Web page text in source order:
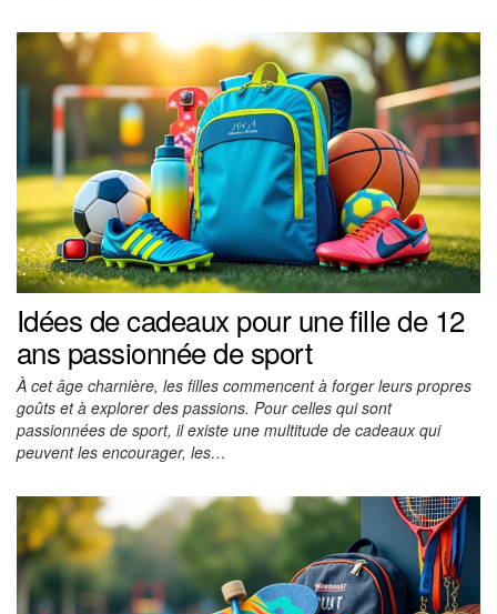
Idées de cadeaux pour une fille de 12
ans passionnée de sport
À cet âge charnière, les filles commencent à forger leurs propres
goûts et à explorer des passions. Pour celles qui sont
passionnées de sport, il existe une multitude de cadeaux qui
peuvent les encourager, les…